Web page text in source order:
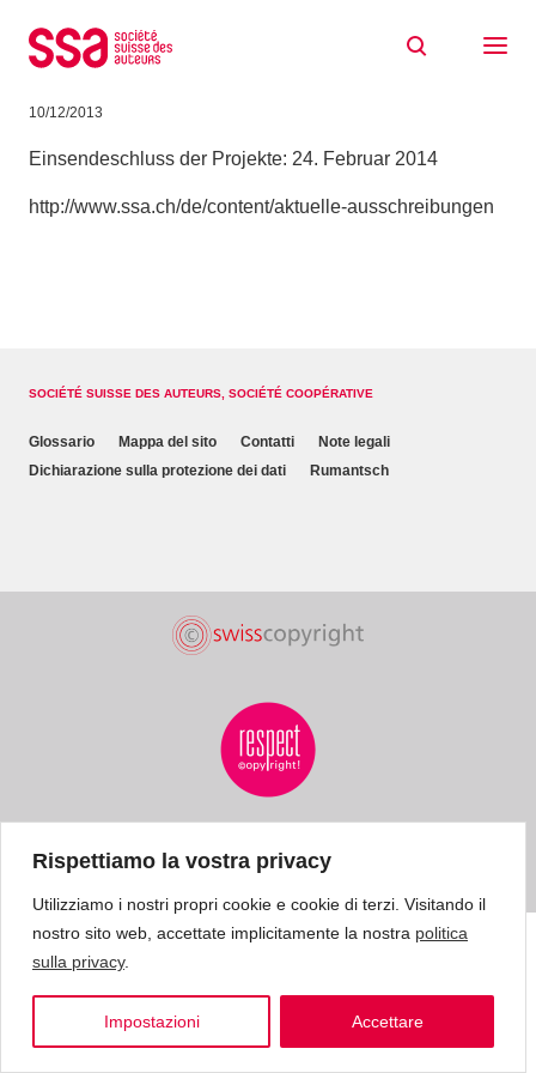
Rispettiamo la vostra privacy
Utilizziamo i nostri propri cookie e cookie di terzi. Visitando il
nostro sito web, accettate implicitamente la nostra politica
sulla privacy.
Impostazioni Accettare
Projekte
10/12/2013
Einsendeschluss der Projekte: 24. Februar 2014
http://www.ssa.ch/de/content/aktuelle-ausschreibungen
SOCIÉTÉ SUISSE DES AUTEURS, SOCIÉTÉ COOPÉRATIVE
Glossario Mappa del sito Contatti
Note legali
Dichiarazione sulla protezione dei dati
Rumantsch